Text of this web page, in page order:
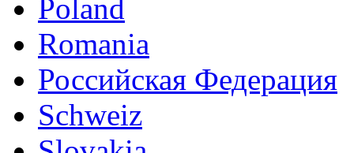
Poland
Romania
Российская Федерация
Schweiz